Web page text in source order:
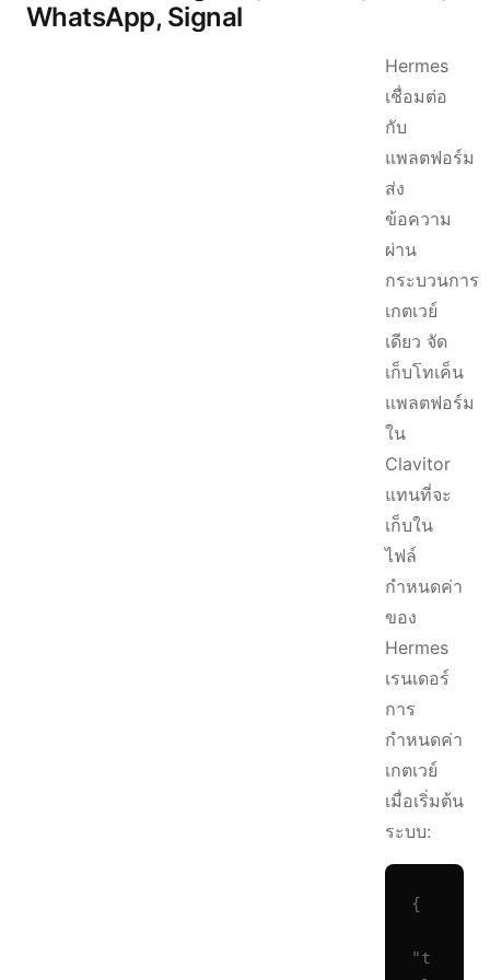
WhatsApp, Signal
Hermes
เชื่อมต่อ
กับ
แพลตฟอร์ม
ส่ง
ข้อความ
ผ่าน
กระบวนการ
เกตเวย์
เดียว จัด
เก็บโทเค็น
แพลตฟอร์ม
ใน
Clavitor
แทนที่จะ
เก็บใน
ไฟล์
กำหนดค่า
ของ
Hermes
เรนเดอร์
การ
กำหนดค่า
เกตเวย์
เมื่อเริ่มต้น
ระบบ:
{
"t